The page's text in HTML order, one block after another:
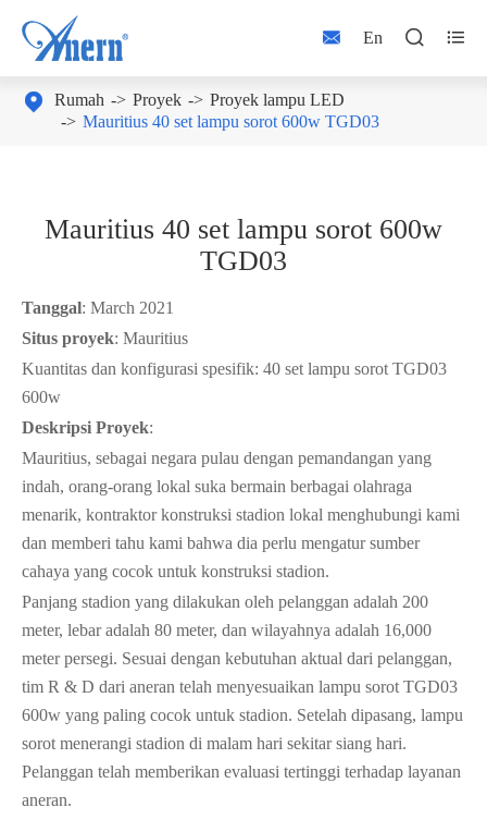
 En  
 Rumah Proyek
Proyek lampu LED
Mauritius 40 set lampu sorot 600w TGD03
Mauritius 40 set lampu sorot 600w
TGD03
Tanggal: March 2021
Situs proyek: Mauritius
Kuantitas dan konfigurasi spesifik: 40 set lampu sorot TGD03
600w
Deskripsi Proyek:
Mauritius, sebagai negara pulau dengan pemandangan yang
indah, orang-orang lokal suka bermain berbagai olahraga
menarik, kontraktor konstruksi stadion lokal menghubungi kami
dan memberi tahu kami bahwa dia perlu mengatur sumber
cahaya yang cocok untuk konstruksi stadion.
Panjang stadion yang dilakukan oleh pelanggan adalah 200
meter, lebar adalah 80 meter, dan wilayahnya adalah 16,000
meter persegi. Sesuai dengan kebutuhan aktual dari pelanggan,
tim R & D dari aneran telah menyesuaikan lampu sorot TGD03
600w yang paling cocok untuk stadion. Setelah dipasang, lampu
sorot menerangi stadion di malam hari sekitar siang hari.
Pelanggan telah memberikan evaluasi tertinggi terhadap layanan
aneran.